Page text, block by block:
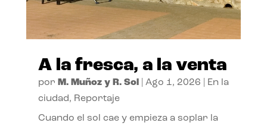
A la fresca, a la venta
por M. Muñoz y R. Sol| Ago 1, 2026
En la
ciudad, Reportaje
Cuando el sol cae y empieza a soplar la